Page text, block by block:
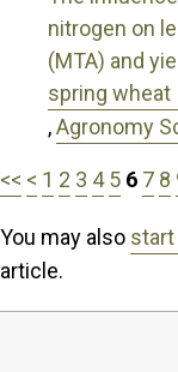
nitrogen on
(MTA) and
spring wheat
,Agronomy
<< < 1 2 3 4 5 6 7 8
You may also start
article.